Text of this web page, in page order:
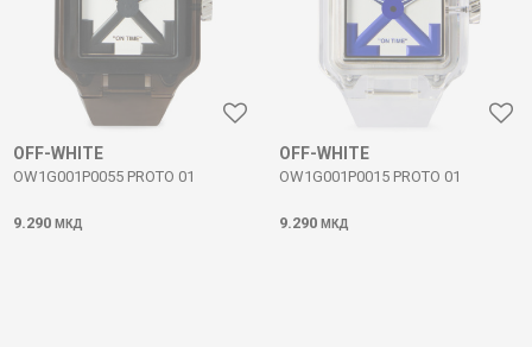
OFF-WHITE
OW1G001P0055 PROTO 01
9.290 МКД
OFF-WHITE
OW1G001P0015 PROTO 01
9.290 МКД